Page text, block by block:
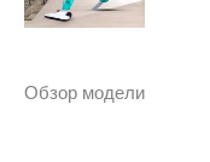
Обзор модели